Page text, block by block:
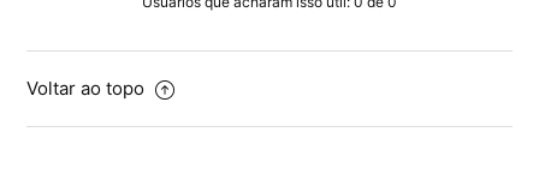
Voltar ao topo